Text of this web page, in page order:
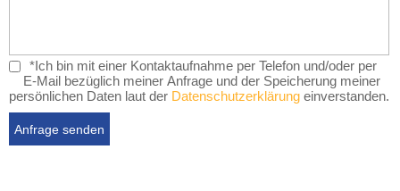
*Ich bin mit einer Kontaktaufnahme per Telefon und/oder per
E-Mail bezüglich meiner Anfrage und der Speicherung meiner
persönlichen Daten laut der Datenschutzerklärung einverstanden.